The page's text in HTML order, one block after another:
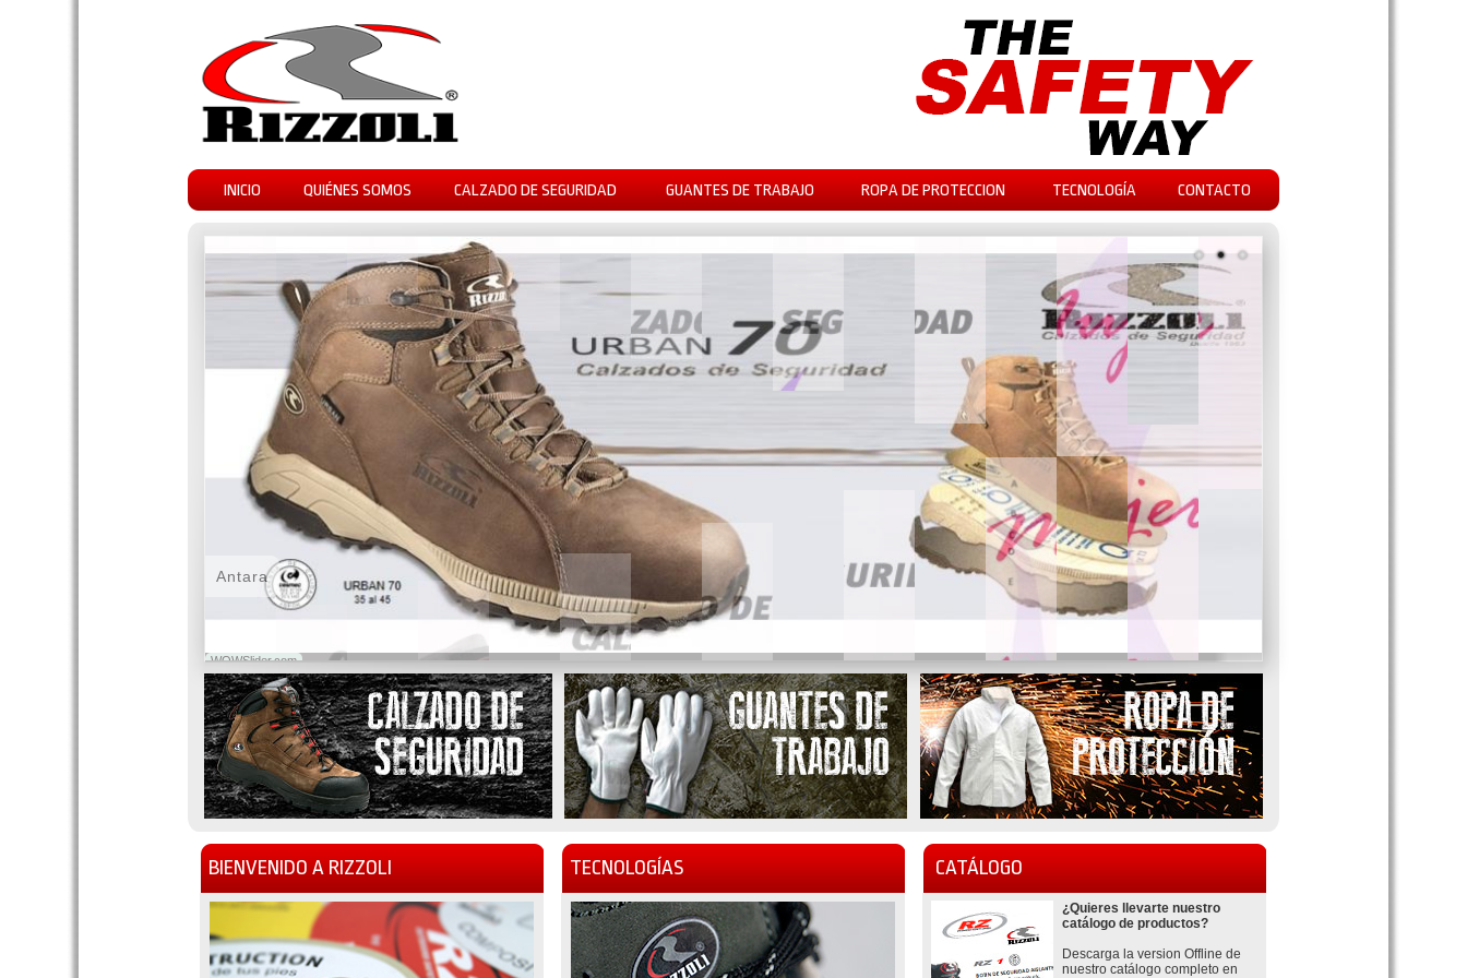
INICIO QUIÉNES SOMOS CALZADO DE SEGURIDAD GUANTES DE TRABAJO ROPA DE PROTECCION TECNOLOGÍA CONTACTO
WOWSlider.com
Antara
BIENVENIDO A RIZZOLI TECNOLOGÍAS CATÁLOGO
¿Quieres llevarte nuestro
catálogo de productos?
Descarga la version Offline de
nuestro catálogo completo en